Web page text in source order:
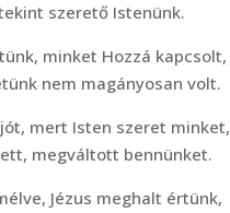
szerető Istenünk.
minket Hozzá kapcsolt,
nem magányosan volt.
mert Isten szeret minket,
megváltott bennünket.
Jézus meghalt értünk,